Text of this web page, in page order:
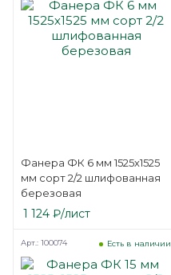
Фанера ФК 6 мм 1525х1525
мм сорт 2/2 шлифованная
березовая
1 124 ₽/лист
Есть в наличии
Арт.: 100074